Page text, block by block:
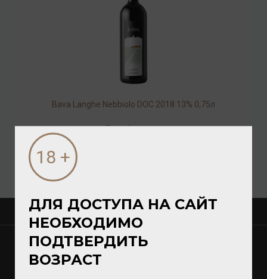
Bava Langhe Nebbiolo DOC 2018 13% 0,75л
Вино/ красное
О КОМПАНИИ
МАГАЗИНЫ
Калининград
ДЛЯ ДОСТУПА НА САЙТ
НЕОБХОДИМО
ПОДТВЕРДИТЬ
ВОЗРАСТ